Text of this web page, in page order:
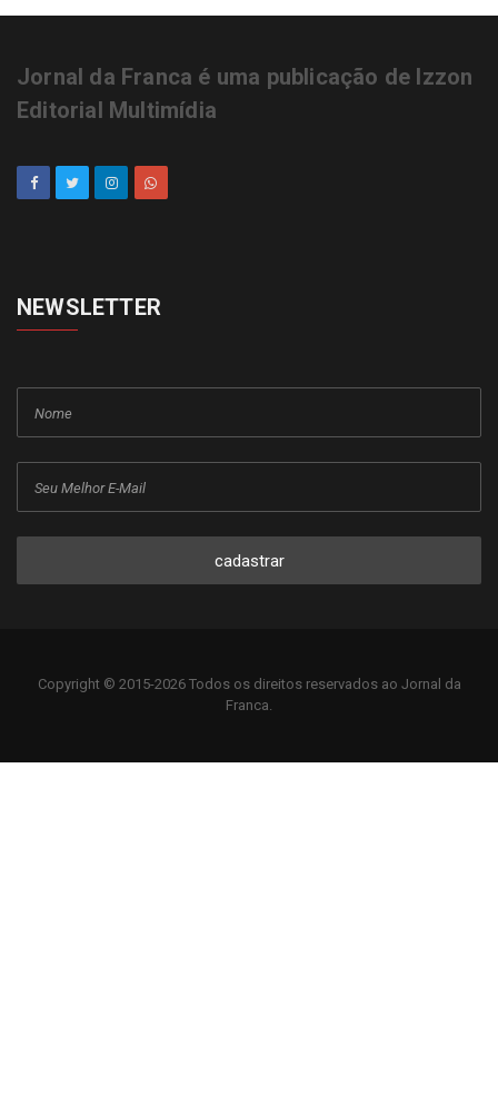
Jornal da Franca é uma publicação de Izzon
Editorial Multimídia
NEWSLETTER
cadastrar
Copyright © 2015-2026 Todos os direitos reservados ao Jornal da
Franca.